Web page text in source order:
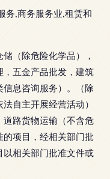
务,商务服务业,租赁和
（除危险化学品），
五金产品批发，建筑
息咨询服务）。（除
自主开展经营活动）
路货物运输（不含危
项目，经相关部门批
相关部门批准文件或